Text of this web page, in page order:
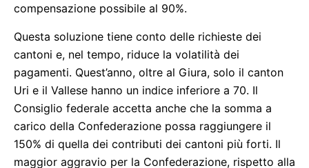
compensazione possibile al 90%.
Questa soluzione tiene conto delle richieste dei
cantoni e, nel tempo, riduce la volatilità dei
pagamenti. Quest’anno, oltre al Giura, solo il canton
Uri e il Vallese hanno un indice inferiore a 70. Il
Consiglio federale accetta anche che la somma a
carico della Confederazione possa raggiungere il
150% di quella dei contributi dei cantoni più forti. Il
maggior aggravio per la Confederazione, rispetto alla